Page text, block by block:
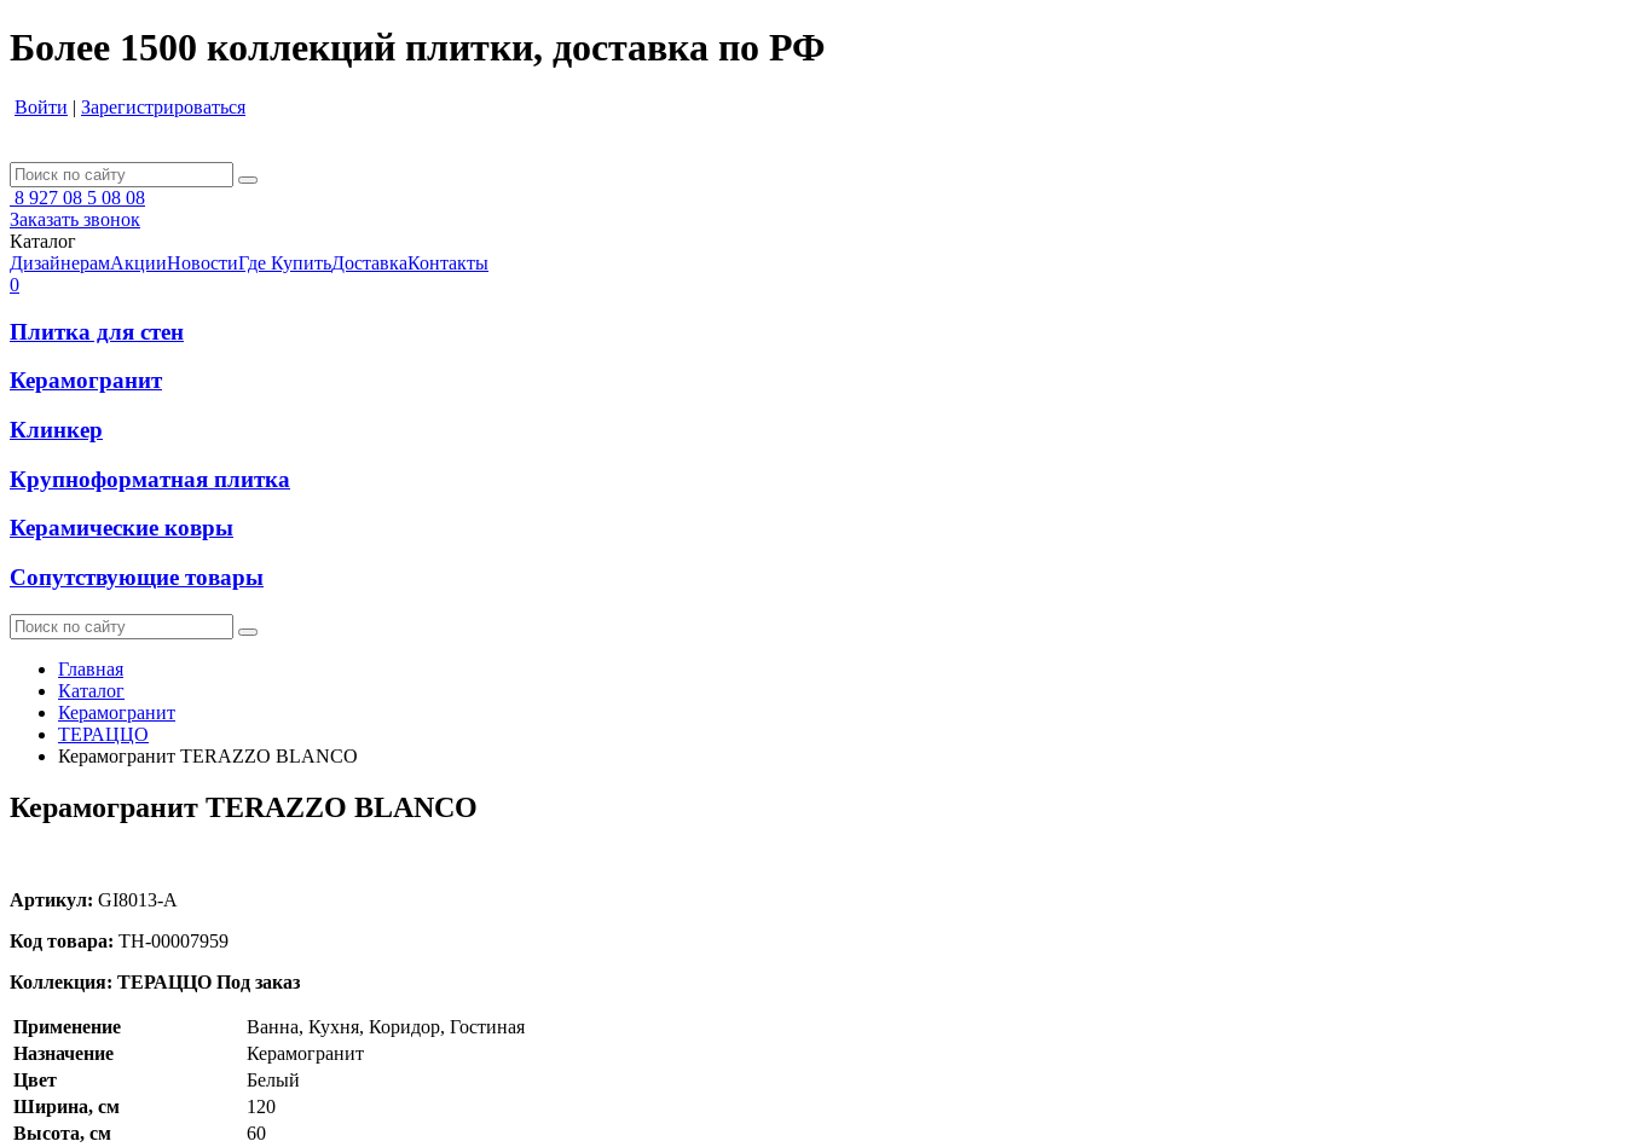
Более 1500 коллекций плитки, доставка по РФ
Войти | Зарегистрироваться
8 927 08 5 08 08
Заказать звонок
Каталог
ДизайнерамАкцииНовостиГде КупитьДоставкаКонтакты
0
Плитка для стен
Керамогранит
Клинкер
Крупноформатная плитка
Керамические ковры
Сопутствующие товары
Главная
Каталог
Керамогранит
ТЕРАЦЦО
Керамогранит TERAZZO BLANCO
Керамогранит TERAZZO BLANCO
Артикул: GI8013-A
Код товара: ТН-00007959
Коллекция: ТЕРАЦЦО Под заказ
Применение
Ванна, Кухня, Коридор, Гостиная
Назначение
Керамогранит
Цвет
Белый
Ширина, см
120
Высота, см
60